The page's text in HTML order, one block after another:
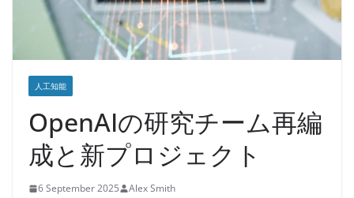
人工知能
OpenAIの研究チーム再編
成と新プロジェクト
6 September 2025 Alex Smith